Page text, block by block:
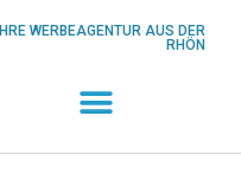
IHRE WERBEAGENTUR AUS DER
RHÖN